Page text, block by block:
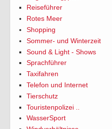
Reiseführer
Rotes Meer
Shopping
Sommer- und Winterzeit
Sound & Light - Shows
Sprachführer
Taxifahren
Telefon und Internet
Tierschutz
Touristenpolizei ..
WasserSport